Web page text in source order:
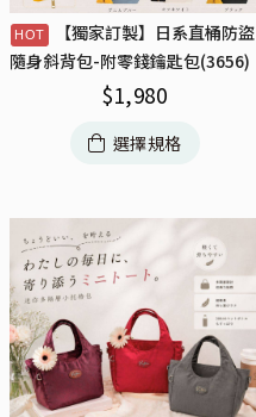
【獨家訂製】日系直桶防盜
隨身斜背包-附零錢鑰匙包(3656)
$1,980
選擇規格